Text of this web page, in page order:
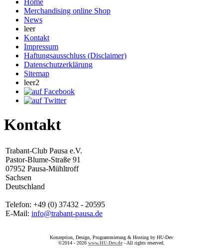
Home
Merchandising online Shop
News
leer
Kontakt
Impressum
Haftungsausschluss (Disclaimer)
Datenschutzerklärung
Sitemap
leer2
Kontakt
Trabant-Club Pausa e.V.
Pastor-Blume-Straße 91
07952 Pausa-Mühltroff
Sachsen
Deutschland
Telefon: +49 (0) 37432 - 20595
E-Mail: info@trabant-pausa.de
Konzeption, Design, Programmierung & Hosting by HU-Dev
©2014 - 2026 www.HU-Dev.de - All rights reserved.